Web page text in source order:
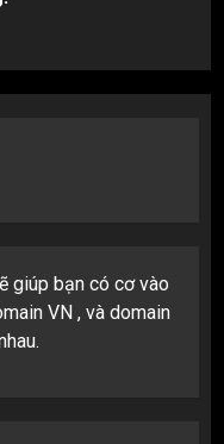
giúp bạn có cơ vào
VN , và domain